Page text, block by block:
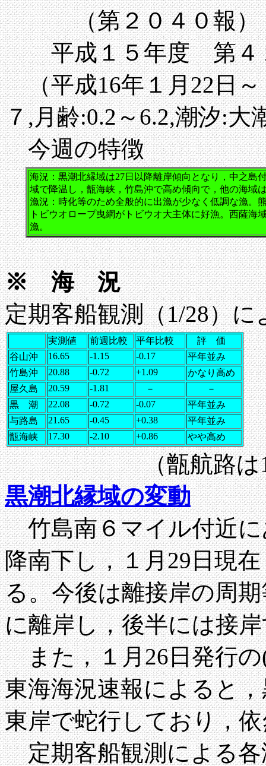
（第２０４０報）
平成１５年度 第４
（平成16年１月22日～
７,月齢:0.2～6.2,潮汐:大
今週の特徴
海況：黒潮北縁域は27日以降離岸傾向となり，中之島
域で降温し，甑海峡，竹島沖で高め傾向で，他の海域
漁況：時化等のため全般的に出漁が少なく低調な漁。
トビウオロープ曳網がトビウオ大主体に好漁。西薩海
漁。
※ 海 況
定期客船観測（1/28
実測値 前週比較 平年比較
評 価
谷山沖
16.65 -1.15 -0.17
平年並み
竹島沖
20.88 -0.72 +1.09
かなり高め
屋久島
20.59 -1.81 －
－
黒 潮
22.08 -0.72 -0.07
平年並み
与路島
21.65 -0.45 +0.38
平年並み
甑海峡
17.30 -2.10 +0.86 やや高め
（甑航路は1/
黒潮北縁域の変動
竹島南６マイル付近
降南下し，１月29日現
る。今後は離接岸の周
に離岸し，後半には接
また，１月26日発行の(
東海海況速報によると
東岸で蛇行しており，
定期客船観測による各